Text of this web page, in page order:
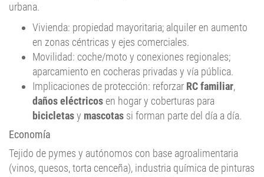
urbana.
Vivienda: propiedad mayoritaria; alquiler en aumento
en zonas céntricas y ejes comerciales.
Movilidad: coche/moto y conexiones regionales;
aparcamiento en cocheras privadas y vía pública.
Implicaciones de protección: reforzar RC familiar,
daños eléctricos en hogar y coberturas para
bicicletasy mascotas si forman parte del día a día.
Economía
Tejido de pymes y autónomos con base agroalimentaria
(vinos, quesos, torta cenceña), industria química de pinturas